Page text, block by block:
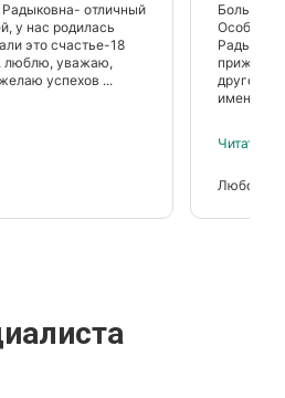
отличный
у нас родилась
это счастье-18
люблю, уважаю,
успехов ...
Большая
Особенно
прижился
другой
именно...
Читать
Любовь